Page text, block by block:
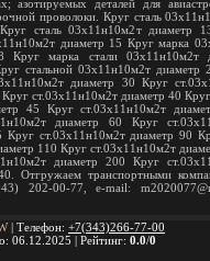
азотируемых деталей для
проволоки. Круг сталь
сталь 03х11н10м2т диаметр
диаметр 15 Круг марка
Круг марка стали 03х11н10м2т
стальной 03х11н10м2т диаметр
диаметр 30 Круг
ст.03х11н10м2т диаметр 40
45 Круг ст.03х11н10м2т
диаметр 60 Круг
Круг ст.03х11н10м2т диаметр 90
110 Круг ст.03х11н10м2т
диаметр 200 Круг
Отгружаем транспортными
202-00-77, e-mail:
| Телефон: +7(343)266-77-00
: 06.12.2025 | Рейтинг: 0.0/0